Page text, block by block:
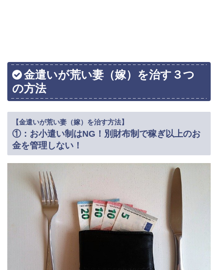
金遣いが荒い妻（嫁）を治す３つ
の方法
【金遣いが荒い妻（嫁）を治す方法】
①：お小遣い制はNG！別財布制で稼ぎ以上のお
金を管理しない！